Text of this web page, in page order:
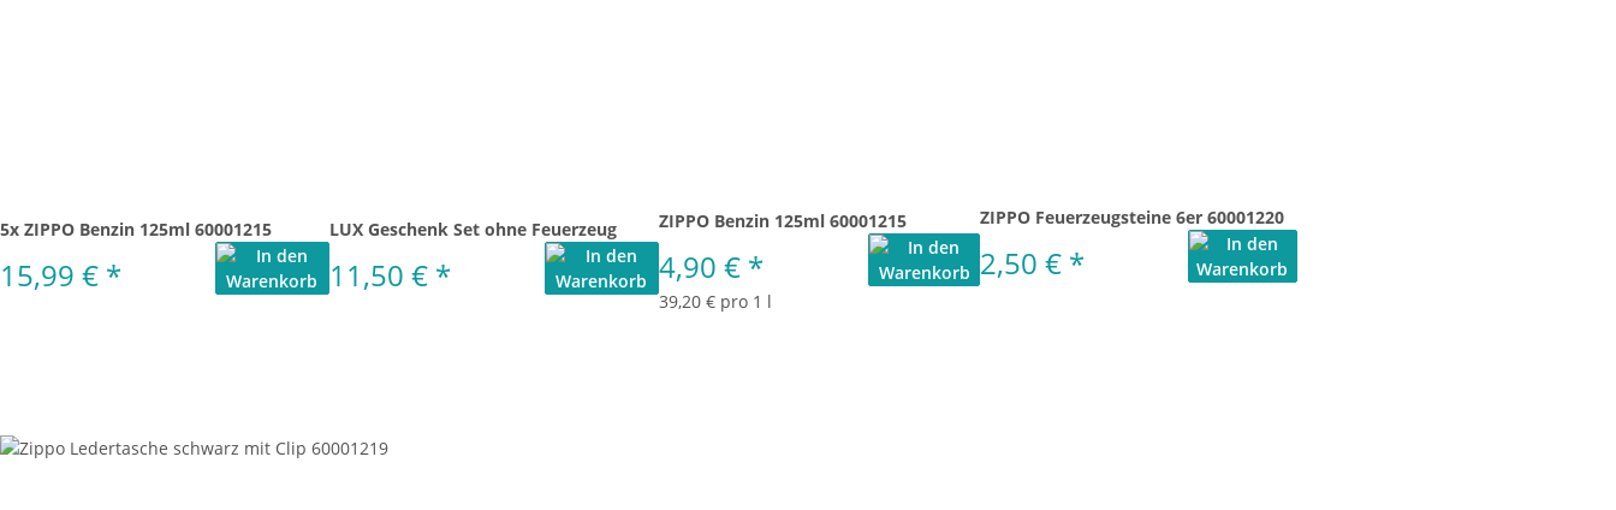
5x ZIPPO Benzin 125ml 60001215
15,99 € *
LUX Geschenk Set ohne Feuerzeug
11,50 € *
ZIPPO Benzin 125ml 60001215
4,90 € *
39,20 € pro 1 l
ZIPPO Feuerzeugsteine 6er 60001220
2,50 € *